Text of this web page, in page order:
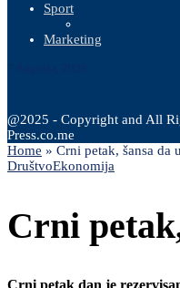
Sport
Marketing
@2025 - Copyright and All
Press.co.me
Home » Crni petak, šansa da
DruštvoEkonomija
Crni